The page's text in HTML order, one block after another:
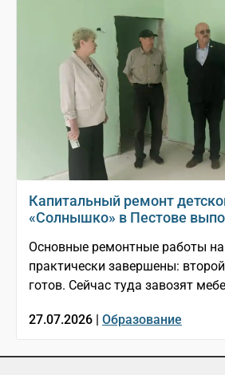
Капитальный ремонт
«Солнышко» в Пестове
Основные ремонтные работы на
практически завершены:
готов. Сейчас туда завозят
27.07.2026 | Образование